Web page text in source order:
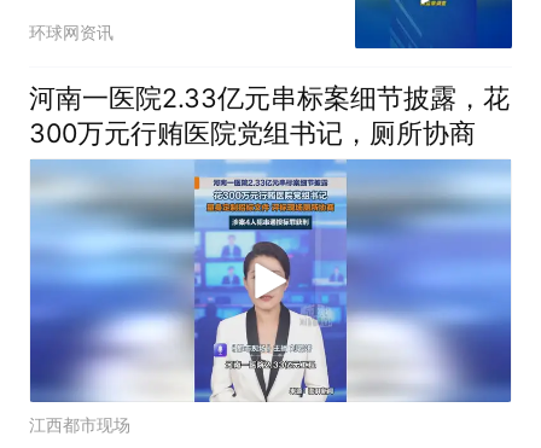
致远接受中央纪委国家监
环球网资讯
河南一医院2.33亿元串标案细节披露，花
300万元行贿医院党组书记，厕所协商
江西都市现场